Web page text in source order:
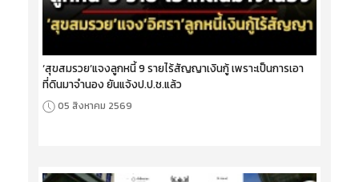
‘สุขสมรวย’แจงลูกหนี้ 9 รายไร้สัญญาเงินกู้ เพราะเป็นการเอา
ที่ดินมาจำนอง ยันแจ้งป.ป.ช.แล้ว
05 สิงหาคม 2569